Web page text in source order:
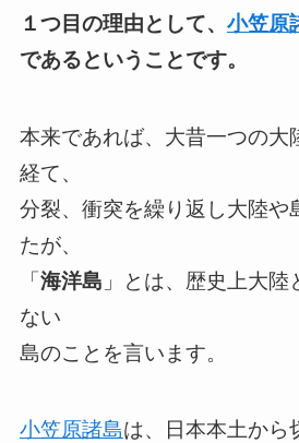
１つ目の理由として、 小笠原
であるということです。
本来であれば、大昔一つの大
経て、
分裂、衝突を繰り返し大陸や
たが、
「海洋島 」とは、歴史上大
ない
島のことを言います。
小笠原諸島は、日本本土から